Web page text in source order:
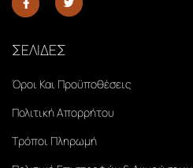
ΣΕΛΙΔΕΣ
Όροι Και Προϋποθέσεις
Πολιτική Απορρήτου
Τρόποι Πληρωμή